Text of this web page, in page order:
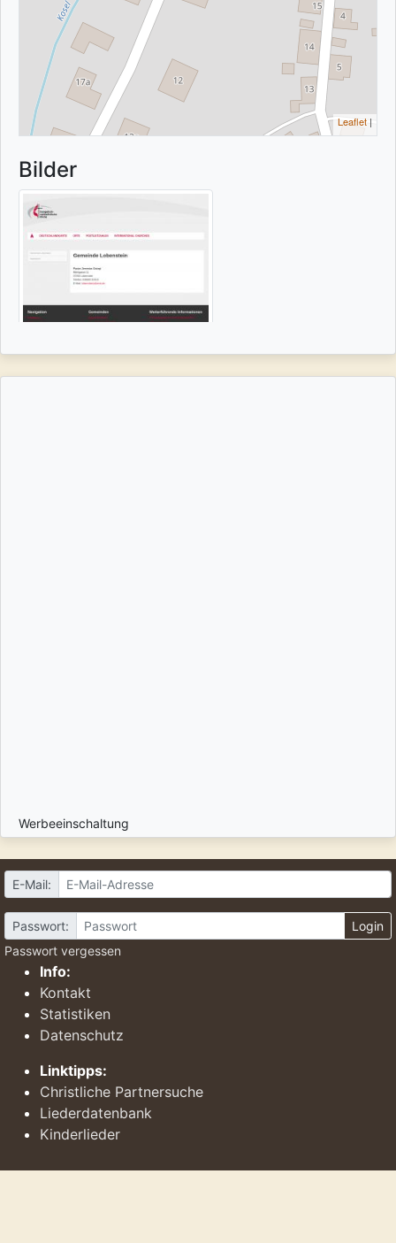
Leaflet |
Bilder
Werbeeinschaltung
E-Mail:
Passwort:
Login
Passwort vergessen
Info:
Kontakt
Statistiken
Datenschutz
Linktipps:
Christliche Partnersuche
Liederdatenbank
Kinderlieder